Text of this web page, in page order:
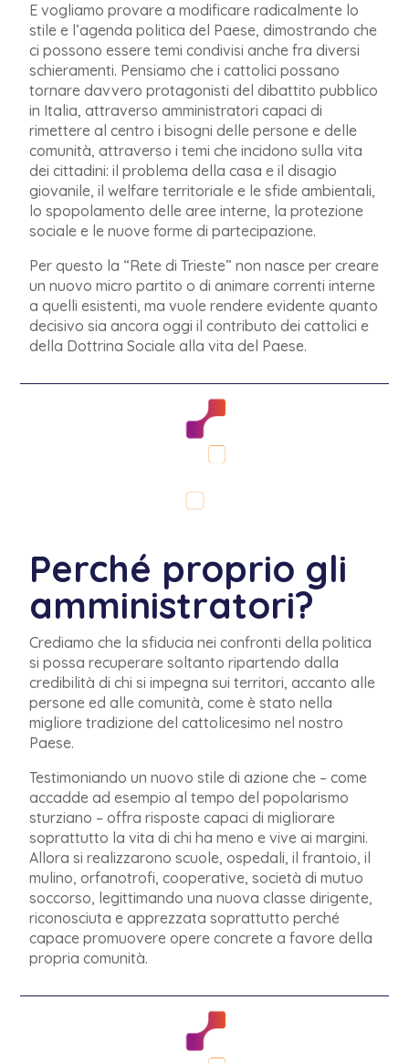
Evogliamo provare a modificare radicalmente lo
stile e l’agenda politica del Paese,dimostrando che
ci possono essere temi condivisi anche fra diversi
schieramenti. Pensiamo che i cattolici possano
tornare davvero protagonisti del dibattito pubblico
in Italia, attraverso amministratori capaci di
rimettere al centro i bisogni delle persone e delle
comunità, attraverso i temi che incidono sulla vita
dei cittadini: il problema dellacasa e il disagio
giovanile, il welfare territoriale e le sfide ambientali,
lo spopolamentodelle aree interne, la protezione
sociale e le nuove forme di partecipazione.
Per questo la “Rete di Trieste” non nasce per creare
un nuovo micro partito o di animarecorrenti interne
a quelli esistenti, ma vuole rendere evidente quanto
decisivo siaancora oggi il contributo dei cattolici e
della Dottrina Sociale alla vita del Paese.
Perché proprio gli
amministratori?
Crediamo che la sfiducia nei confronti della politica
si possa recuperare soltantoripartendo dalla
credibilità di chi si impegna sui territori, accanto alle
persone ed allecomunità, come è stato nella
migliore tradizione del cattolicesimo nel nostro
Paese.
Testimoniando un nuovo stile di azione che – come
accadde ad esempio al tempo del popolarismo
sturziano – offra risposte capaci di migliorare
soprattutto la vita di chi ha meno e vive ai margini.
Allora si realizzarono scuole, ospedali, il frantoio, il
mulino,orfanotrofi, cooperative, società di mutuo
soccorso, legittimando una nuova classedirigente,
riconosciuta e apprezzata soprattutto perché
capace promuovere opere concrete a favore della
propria comunità.